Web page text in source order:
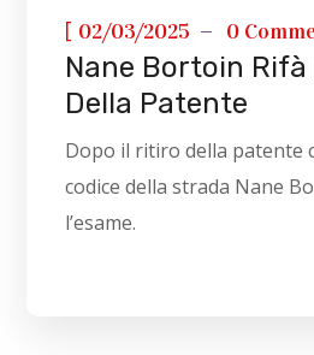
[ 02/03/2025 0
Nane Bortoin Rifà
Della Patente
Dopo il ritiro della patente
codice della strada Nane
l’esame.